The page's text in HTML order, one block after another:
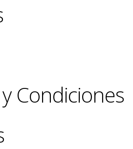
Condiciones